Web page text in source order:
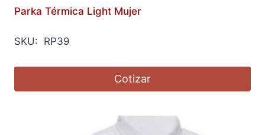
Parka Térmica Light Mujer
SKU: RP39
Cotizar